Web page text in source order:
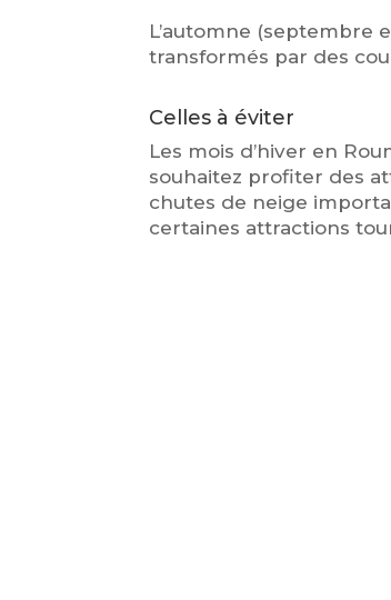
L’automne (septembre
transformés par des
Celles à éviter
Les mois d’hiver en
souhaitez profiter des
chutes de neige
certaines attractions